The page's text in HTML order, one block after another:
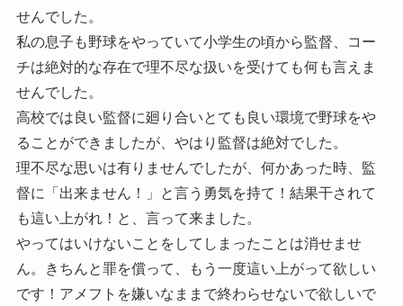
せんでした。
私の息子も野球をやっていて小学生の頃から監督、コー
チは絶対的な存在で理不尽な扱いを受けても何も言えま
せんでした。
高校では良い監督に廻り合いとても良い環境で野球をや
ることができましたが、やはり監督は絶対でした。
理不尽な思いは有りませんでしたが、何かあった時、監
督に「出来ません！」と言う勇気を持て！結果干されて
も這い上がれ！と、言って来ました。
やってはいけないことをしてしまったことは消せませ
ん。きちんと罪を償って、もう一度這い上がって欲しい
です！アメフトを嫌いなままで終わらせないで欲しいで